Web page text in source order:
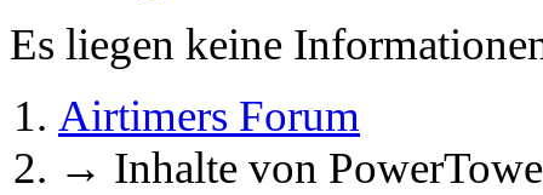
Es liegen keine
Airtimers Forum
→ Inhalte von